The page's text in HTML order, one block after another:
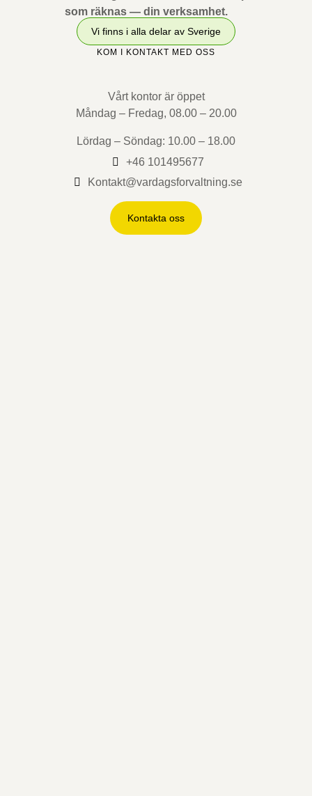
som räknas — din verksamhet.
Vi finns i alla delar av Sverige
KOM I KONTAKT MED OSS
Vårt kontor är öppet
Måndag – Fredag, 08.00 – 20.00
Lördag – Söndag: 10.00 – 18.00
+46 101495677
Kontakt@vardagsforvaltning.se
Kontakta oss